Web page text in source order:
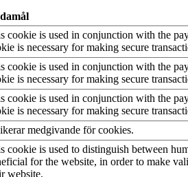
cookie is used in conjunction with the
is necessary for making secure
cookie is used in conjunction with the
is necessary for making secure
cookie is used in conjunction with the
is necessary for making secure
medgivande för cookies.
cookie is used to distinguish between
for the website, in order to make
website.